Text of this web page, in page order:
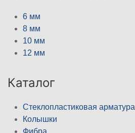
6 мм
8 мм
10 мм
12 мм
Каталог
Стеклопластиковая арматура
Колышки
Фибра